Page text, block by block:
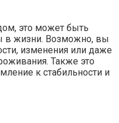
это может быть
в жизни. Возможно, вы
изменения или даже
Также это
к стабильности и